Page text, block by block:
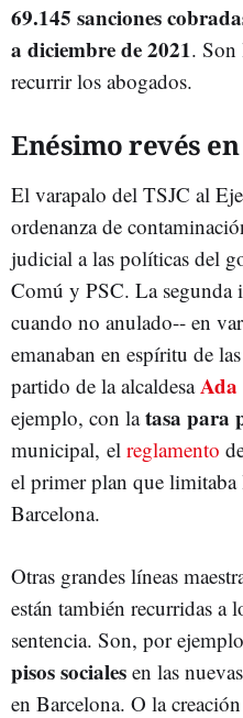
69.145 sanciones
a diciembre de 2021. Son
recurrir los abogados.
Enésimo revés en
El varapalo del TSJC al
ordenanza de
judicial a las políticas del
Comú y PSC. La segunda
cuando no anulado-- en
emanaban en espíritu de
partido de la alcaldesaAda
ejemplo, con latasa para
municipal, el reglamento
el primer plan que limitaba
Barcelona.
Otras grandes líneas
están también recurridas a
sentencia. Son, por
pisos sociales en las
en Barcelona. O la